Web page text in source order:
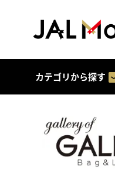
カテゴリから探す